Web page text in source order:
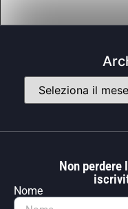
Non perdere
Nome